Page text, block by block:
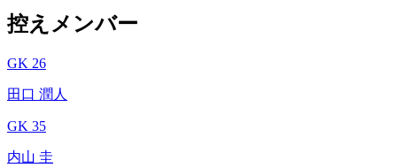
控えメンバー
GK 26
田口 潤人
GK 35
内山 圭